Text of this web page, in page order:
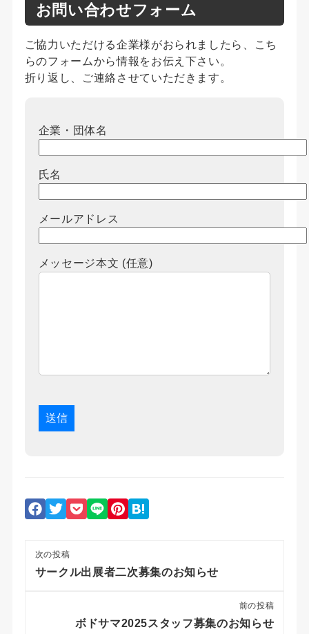
お問い合わせフォーム
ご協力いただける企業様がおられましたら、こち
らのフォームから情報をお伝え下さい。
折り返し、ご連絡させていただきます。
企業・団体名
氏名
メールアドレス
メッセージ本文 (任意)
次の投稿
サークル出展者二次募集のお知らせ
前の投稿
ボドサマ2025スタッフ募集のお知らせ